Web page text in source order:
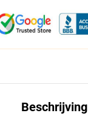
Beschrijving